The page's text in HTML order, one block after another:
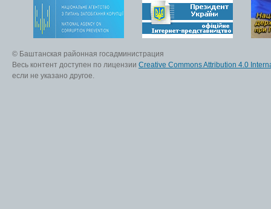
© Баштанская районная госадминистрация
Весь контент доступен по лицензии Creative Commons Attribution 4.0
если не указано другое.